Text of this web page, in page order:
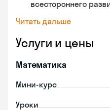
всестороннего
Читать дальше
Услуги и цены
Математика
Мини-курс
Уроки